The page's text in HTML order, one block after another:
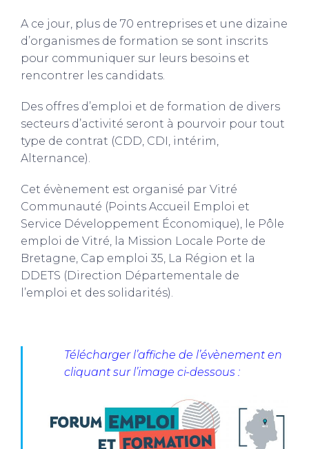
A ce jour, plus de 70 entreprises et une dizaine
d’organismes de formation se sont inscrits
pour communiquer sur leurs besoins et
rencontrer les candidats.
Des offres d’emploi et de formation de divers
secteurs d’activité seront à pourvoir pour tout
type de contrat (CDD, CDI, intérim,
Alternance).
Cet évènement est organisé par Vitré
Communauté (Points Accueil Emploi et
Service Développement Économique), le Pôle
emploi de Vitré, la Mission Locale Porte de
Bretagne, Cap emploi 35, La Région et la
DDETS (Direction Départementale de
l’emploi et des solidarités).
Télécharger l’affiche de l’évènement en
cliquant sur l’image ci-dessous :